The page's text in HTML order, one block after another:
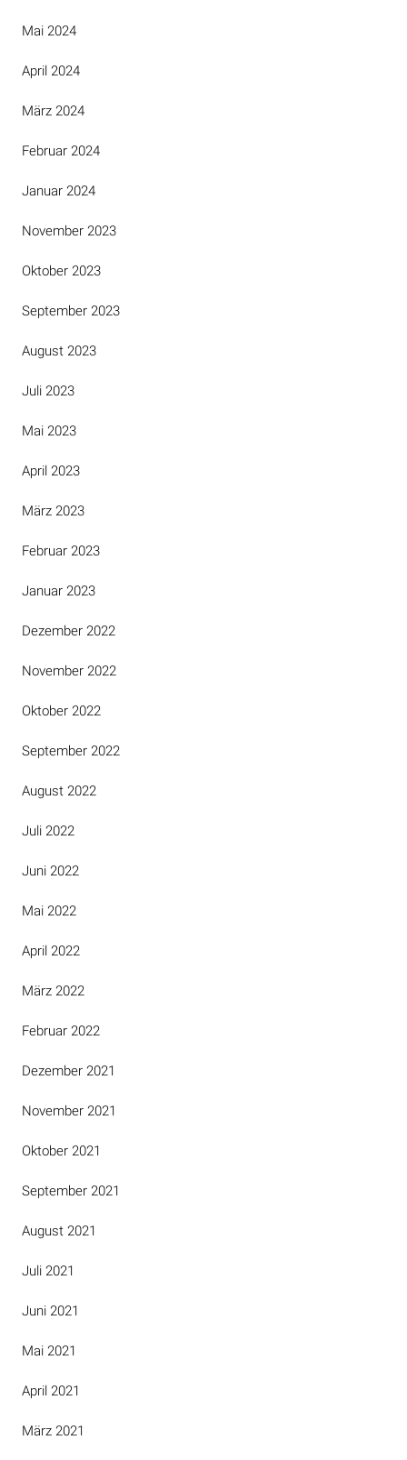
Mai 2024
April 2024
März 2024
Februar 2024
Januar 2024
November 2023
Oktober 2023
September 2023
August 2023
Juli 2023
Mai 2023
April 2023
März 2023
Februar 2023
Januar 2023
Dezember 2022
November 2022
Oktober 2022
September 2022
August 2022
Juli 2022
Juni 2022
Mai 2022
April 2022
März 2022
Februar 2022
Dezember 2021
November 2021
Oktober 2021
September 2021
August 2021
Juli 2021
Juni 2021
Mai 2021
April 2021
März 2021